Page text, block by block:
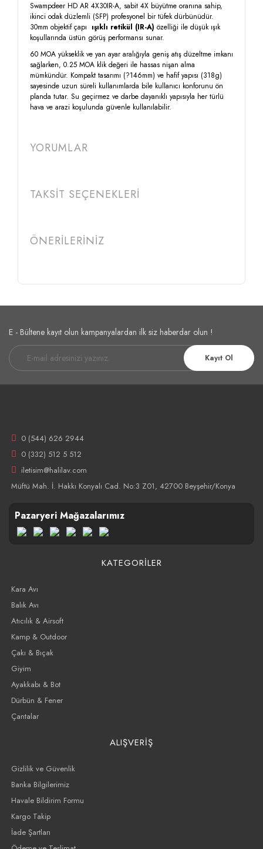
Swampdeer HD AR 4X30IR-A, sabit 4X büyütme oranına sahip,
ikinci odak düzlemli (SFP) profesyonel bir tüfek dürbünüdür.
30mm objektif çapı ışıklı retikül (IR-A) özelliği ile düşük ışık
koşullarında üstün görüş performansı sunar.
60 MOA yükseklik ve yan ayar aralığıyla geniş atış düzeltme imkanı
sağlarken, 0.25 MOA klik değeri ile hassas nişan alma
mümkündür. Kompakt tasarımı (?146mm) ve hafif yapısı (318g)
sayesinde uzun süreli kullanımlarda bile kullanıcı konforunu ön
planda tutar. Su geçirmez ve darbe dayanıklı yapısıyla her türlü
hava ve arazi koşulunda güvenle kullanılabilir.
YORUMLAR
TAKSİT SEÇENEKLERİ
ÖNERİLERİNİZ
E - Bültene kayıt olun kampanyalardan ilk siz haberdar olun !
Kayıt Ol
0 (544) 626 2944
0 (332) 512 5 512
iletisim@halilav.com
Müftü Mah. İ. Hakkı Konyalı Cad. No:3 Z01, 42700 Beyşehir/Konya
Pazaryeri Mağazalarımız
KATEGORİLER
Kara Avı
Balık Avı
Atıcılık & Airsoft
Kamp & Outdoor
Çakı & Bıçak
Giyim
Ayakkabı & Bot
Dürbün & Fener
Çantalar
ALIŞVERİŞ
Gizlilik ve Güvenlik
Banka Bilgilerimiz
Havale Bildirim Formu
Kargo Takip
İade Şartları